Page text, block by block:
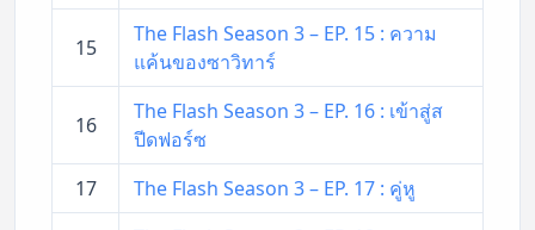
15
The Flash Season 3 – EP. 15 : ความ
แค้นของซาวิทาร์
16
The Flash Season 3 – EP. 16 : เข้าสู่ส
ปีดฟอร์ซ
17
The Flash Season 3 – EP. 17 : คู่หู